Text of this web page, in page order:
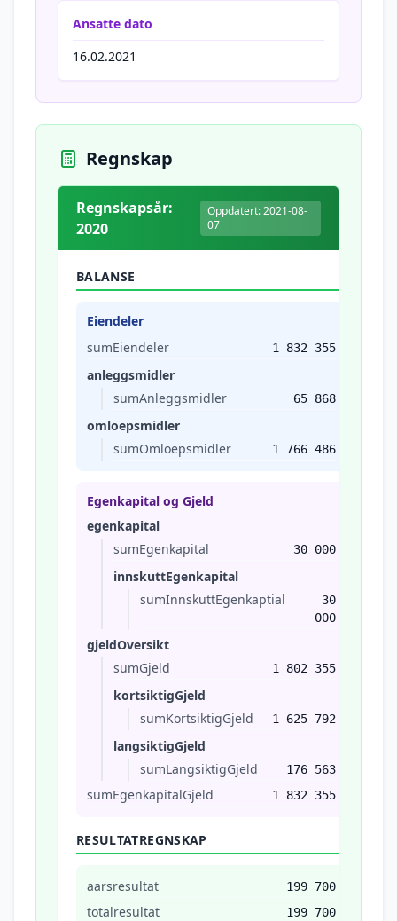
Ansatte dato
16.02.2021
Regnskap
Regnskapsår:
2020
Oppdatert: 2021-08-
07
BALANSE
Eiendeler
sumEiendeler
1 832 355
anleggsmidler
sumAnleggsmidler
65 868
omloepsmidler
sumOmloepsmidler
1 766 486
Egenkapital og Gjeld
egenkapital
sumEgenkapital
30 000
innskuttEgenkapital
sumInnskuttEgenkaptial
30
000
gjeldOversikt
sumGjeld
1 802 355
kortsiktigGjeld
sumKortsiktigGjeld
1 625 792
langsiktigGjeld
sumLangsiktigGjeld
176 563
sumEgenkapitalGjeld 1 832 355
RESULTATREGNSKAP
aarsresultat 199 700
totalresultat 199 700